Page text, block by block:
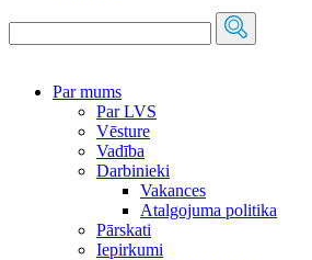
Par mums
Par LVS
Vēsture
Vadība
Darbinieki
Vakances
Atalgojuma politika
Pārskati
Iepirkumi